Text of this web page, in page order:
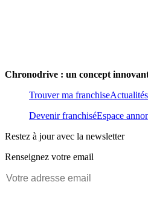
Chronodrive : un concept
Trouver ma franchise
Devenir franchiséEspace
Restez à jour avec la newsletter
Renseignez votre email